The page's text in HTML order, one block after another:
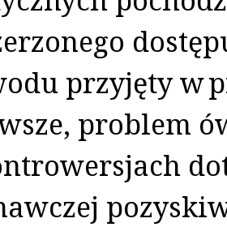
przyjęty w
problem